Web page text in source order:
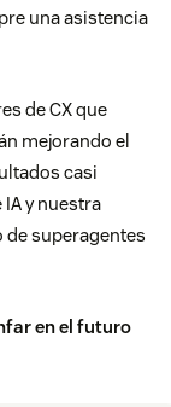
una asistencia
de CX que
mejorando el
casi
y nuestra
superagentes
en el futuro